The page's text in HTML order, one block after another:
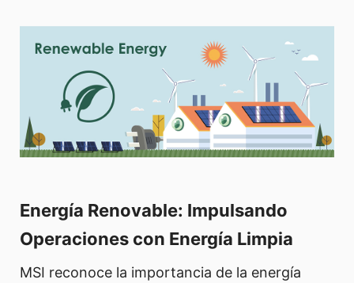
Energía Renovable: Impulsando
Operaciones con Energía Limpia
MSI reconoce la importancia de la energía